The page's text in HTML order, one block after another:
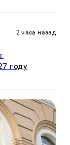
2 часа назад
году